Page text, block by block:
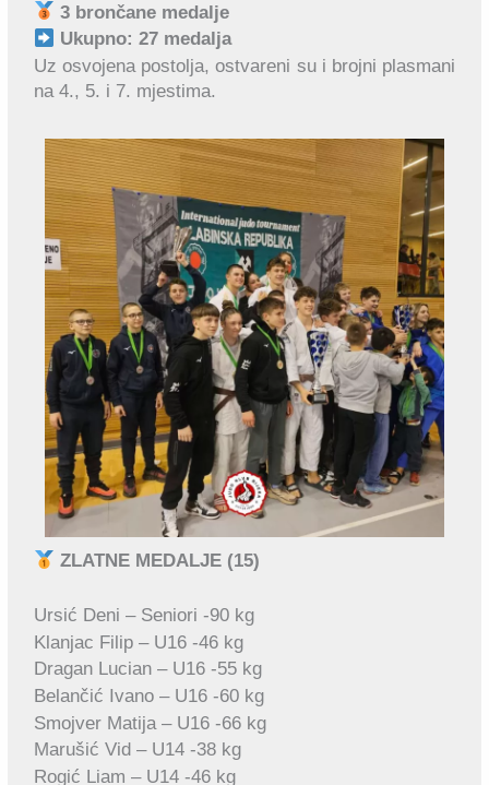
3 brončane medalje
Ukupno: 27 medalja
Uz osvojena postolja, ostvareni su i brojni plasmani
na 4., 5. i 7. mjestima.
ZLATNE MEDALJE (15)
Ursić Deni – Seniori -90 kg
Klanjac Filip – U16 -46 kg
Dragan Lucian – U16 -55 kg
Belančić Ivano – U16 -60 kg
Smojver Matija – U16 -66 kg
Marušić Vid – U14 -38 kg
Rogić Liam – U14 -46 kg